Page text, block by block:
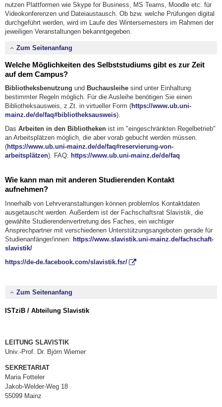
nutzen Plattformen wie Skype for Business, MS Teams, Moodle etc. für
Videokonferenzen und Dateiaustausch. Ob bzw. welche Prüfungen digital
durchgeführt werden, wird im Laufe des Wintersemesters im Rahmen der
jeweiligen Veranstaltungen bekanntgegeben.
Zum Seitenanfang
Welche Möglichkeiten des Selbststudiums gibt es zur Zeit
auf dem Campus?
Bibliotheksbenutzung und Buchausleihe sind unter Einhaltung
bestimmter Regeln möglich. Für die Ausleihe benötigen Sie einen
Bibliotheksausweis, z.Zt. in virtueller Form (https://www.ub.uni-
mainz.de/de/faq#bibliotheksausweis).
Das Arbeiten in den Bibliotheken ist im "eingeschränkten Regelbetrieb"
an Arbeitsplätzen möglich, die aber vorab gebucht werden müssen.
(https://www.ub.uni-mainz.de/de/faq#reservierung-von-
arbeitsplätzen). FAQ: https://www.ub.uni-mainz.de/de/faq
Wie kann man mit anderen Studierenden Kontakt
aufnehmen?
Innerhalb von Lehrveranstaltungen können problemlos Kontaktdaten
ausgetauscht werden. Außerdem ist der Fachschaftsrat Slavistik, die
gewählte Studierendenvertretung des Faches, ein wichtiger
Ansprechpartner mit verschiedenen Unterstützungsangeboten gerade für
Studienanfänger/innen: https://www.slavistik.uni-mainz.de/fachschaft-
slavistik/
https://de-de.facebook.com/slavistik.fsr/
Zum Seitenanfang
ISTziB / Abteilung Slavistik
LEITUNG SLAVISTIK
Univ.-Prof. Dr. Björn Wiemer
SEKRETARIAT
Maria Fotteler
Jakob-Welder-Weg 18
55099 Mainz